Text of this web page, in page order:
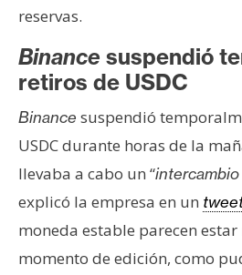
reservas.
Binance suspendió
retiros de USDC
Binance suspendió
USDC durante horas de la
llevaba a cabo un “
explicó la empresa en un
moneda estable parecen
momento de edición, como